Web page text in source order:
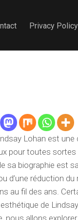
Privacy Policy
Lohan est
pour toutes sortes
sa biographie est
d’une réduction
au fil des ans.
de
nous allons